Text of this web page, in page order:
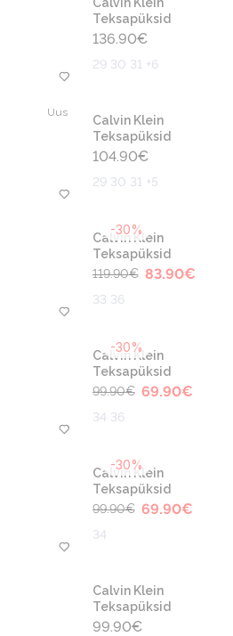
Teksapüksid
136.90€
29 30 31 +6
Uus
Calvin Klein
Teksapüksid
104.90€
29 30 31 +5
-30%
Calvin Klein
Teksapüksid
119.90€ 83.90€
33 36
-30%
Calvin Klein
Teksapüksid
99.90€ 69.90€
34 36
-30%
Calvin Klein
Teksapüksid
99.90€ 69.90€
34
Calvin Klein
Teksapüksid
99.90€